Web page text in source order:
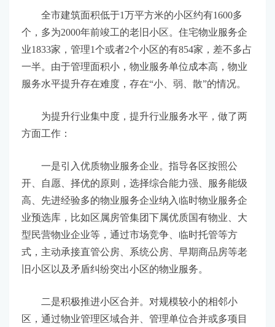
全市建筑面积低于1万平方米的小区约有1600多
个，多为2000年前竣工的老旧小区。住宅物业服务企
业1833家，管理1个或者2个小区的有854家，差不多占
一半。由于管理面积小，物业服务单位成本高，物业
服务水平提升存在难度，存在“小、弱、散”的情况。
为提升行业集中度，提升行业服务水平，做了两
方面工作：
一是引入优质物业服务企业。指导各区按照公
开、自愿、择优的原则，选择综合能力强、服务能级
高、先进经验多的物业服务企业纳入临时物业服务企
业预选库，比如区属房管集团下属优质国有物业、大
型民营物业企业等，通过市场竞争、临时托管等方
式，主动承接直管公房、系统公房、早期商品房等老
旧小区以及矛盾纠纷突出小区的物业服务。
二是积极推进小区合并。对规模较小的相邻小
区，通过物业管理区域合并、管理单位合并或多项目